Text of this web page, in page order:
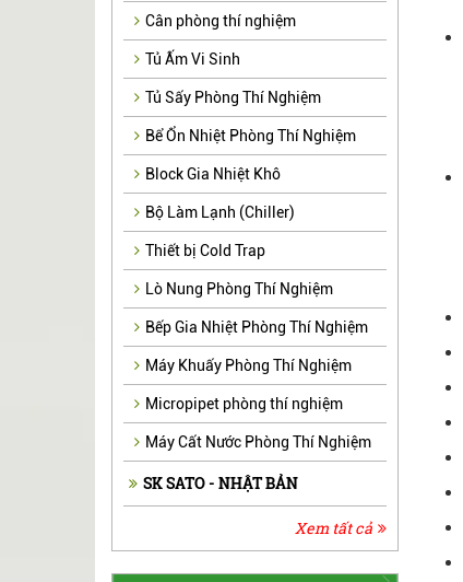
Cân phòng thí nghiệm
Tủ Ấm Vi Sinh
Tủ Sấy Phòng Thí Nghiệm
Bể Ổn Nhiệt Phòng Thí Nghiệm
Block Gia Nhiệt Khô
Bộ Làm Lạnh (Chiller)
Thiết bị Cold Trap
Lò Nung Phòng Thí Nghiệm
Bếp Gia Nhiệt Phòng Thí Nghiệm
Máy Khuấy Phòng Thí Nghiệm
Micropipet phòng thí nghiệm
Máy Cất Nước Phòng Thí Nghiệm
SK SATO - NHẬT BẢN
Xem tất cả